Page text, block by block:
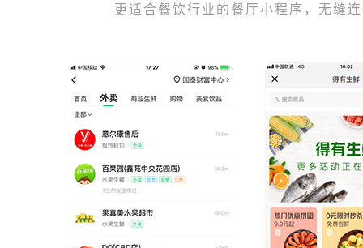
更适合餐饮行业的餐厅小程序，无缝